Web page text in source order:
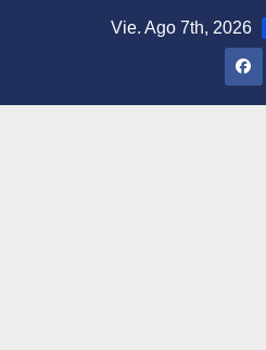
Vie. Ago 7th, 2026